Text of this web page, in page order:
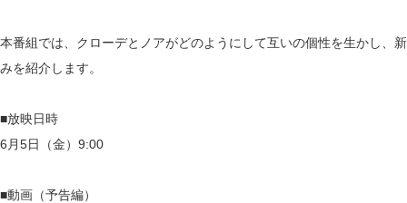
本番組では、クローデとノアがどのようにして互いの個性を生かし、
みを紹介します。
■放映日時
6月5日（金）9:00
■動画（予告編）